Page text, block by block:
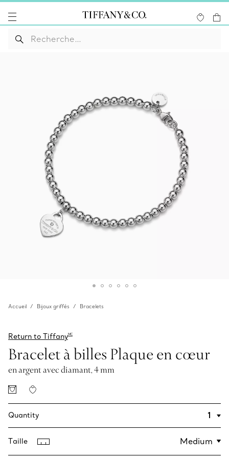
Accueil Bijoux griffés Bracelets
Return to TiffanyMC
Bracelet à billes Plaque en cœur
en argent avec diamant, 4 mm
Quantity
Taille